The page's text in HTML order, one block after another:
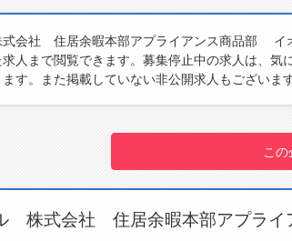
転職ノウハウ(
ど)
転職・採用コラ
会社 住居余暇本部アプライアンス商品部 イ
人まで閲覧できます。募集停止中の求人は、
す。また掲載していない非公開求人もございま
こ
株式会社 住居余暇本部アプラ